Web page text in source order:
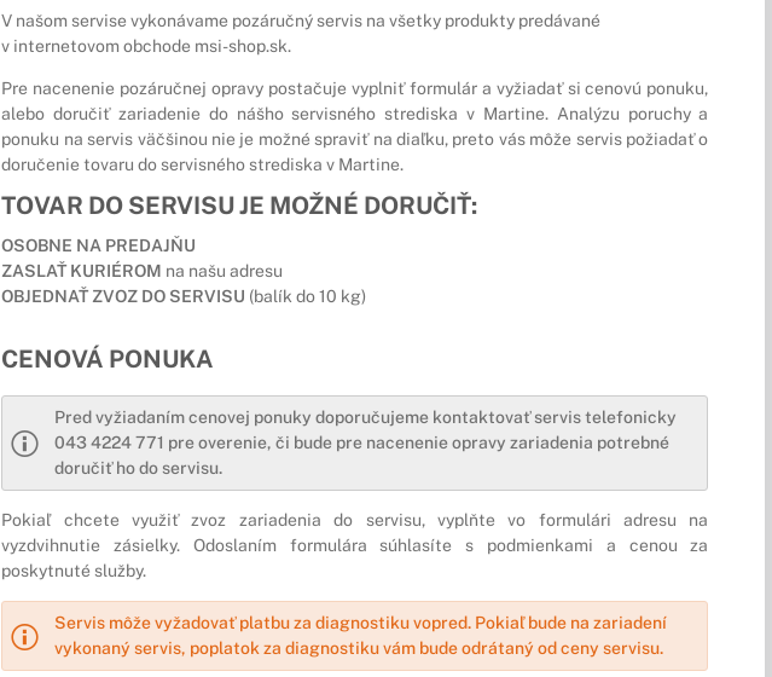
V našom servise vykonávame pozáručný servis na všetky produkty predávané
v internetovom obchode msi-shop.sk.
Pre nacenenie pozáručnej opravy postačuje vyplniť formulár a vyžiadať si cenovú ponuku,
alebo doručiť zariadenie do nášho servisného strediska v Martine. Analýzu poruchy a
ponuku na servis väčšinou nie je možné spraviť na diaľku, preto vás môže servis požiadať o
doručenie tovaru do servisného strediska v Martine.
TOVAR DO SERVISU JE MOŽNÉ DORUČIŤ:
OSOBNE NA PREDAJŇU
ZASLAŤ KURIÉROM na našu adresu
OBJEDNAŤ ZVOZ DO SERVISU (balík do 10 kg)
CENOVÁ PONUKA
Pred vyžiadaním cenovej ponuky doporučujeme kontaktovať servis telefonicky
043 4224 771 pre overenie, či bude pre nacenenie opravy zariadenia potrebné
doručiť ho do servisu.
Pokiaľ chcete využiť zvoz zariadenia do servisu, vyplňte vo formulári adresu na
vyzdvihnutie zásielky. Odoslaním formulára súhlasíte s podmienkami a cenou za
poskytnuté služby.
Servis môže vyžadovať platbu za diagnostiku vopred. Pokiaľ bude na zariadení
vykonaný servis, poplatok za diagnostiku vám bude odrátaný od ceny servisu.